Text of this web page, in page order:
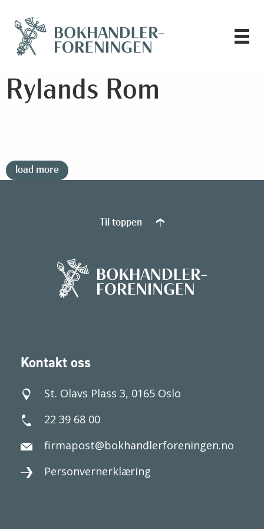
Rylands Rom
load more
Kontakt oss
St. Olavs Plass 3, 0165 Oslo
22 39 68 00
firmapost@bokhandlerforeningen.no
Personvernerklæring
Til toppen